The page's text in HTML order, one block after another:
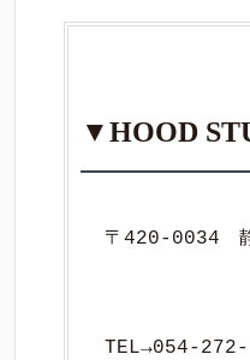
▼HOOD
〒420-0034　
TEL→054-